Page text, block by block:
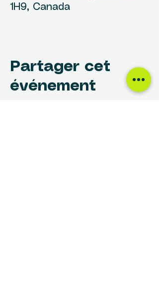
1H9, Canada
Partager cet
événement